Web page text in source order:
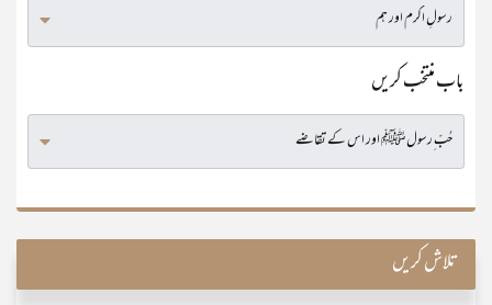
باب منتخب کریں
تلاش کریں